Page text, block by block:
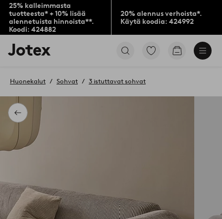
25% kalleimmasta
tuotteesta* + 10% lisää
alennetuista hinnoista**.
Koodi: 424882
20% alennus verhoista*.
Käytä koodia: 424992
Jotex-
logo
aloitussivulle
Siirry
Siirry
Takaisin
Huonekalut Sohvat 3 istuttavat sohvat